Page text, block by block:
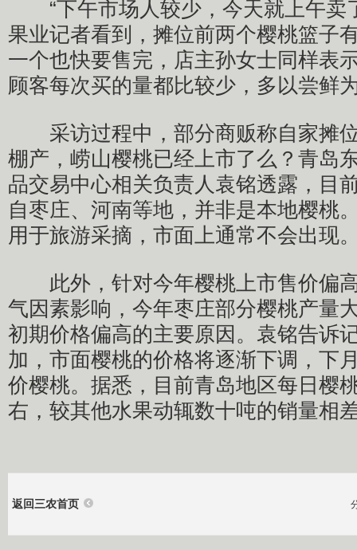
“下午市场人较少，今天就上午卖
果业记者看到，摊位前两个樱桃篮子
一个也快要售完，店主孙女士同样表
顾客每次买的量都比较少，多以尝鲜
采访过程中，部分商贩称自家摊
棚产，崂山樱桃已经上市了么？青岛
品交易中心相关负责人袁铭透露，目
自枣庄、河南等地，并非是本地樱桃
用于旅游采摘，市面上通常不会出现
此外，针对今年樱桃上市售价偏
气因素影响，今年枣庄部分樱桃产量
初期价格偏高的主要原因。袁铭告诉
加，市面樱桃的价格将逐渐下调，下
价樱桃。据悉，目前青岛地区每日樱
右，较其他水果动辄数十吨的销量相
返回三农首页